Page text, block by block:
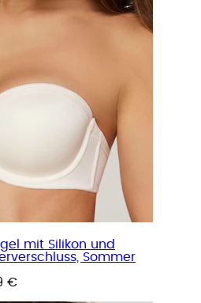
mit Silikon und
Sommer
€